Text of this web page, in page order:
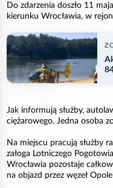
Do zdarzenia doszło 11
kierunku Wrocławia, w
Jak informują służby,
ciężarowego. Jedna osoba
Na miejscu pracują służby
załoga Lotniczego
Wrocławia pozostaje
na objazd przez węzeł